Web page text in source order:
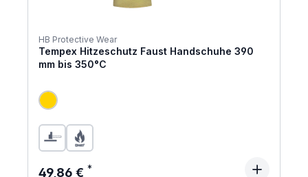
HB Protective Wear
Tempex Hitzeschutz Faust Handschuhe 390
mm bis 350°C
Regulärer Preis:
49,86 €